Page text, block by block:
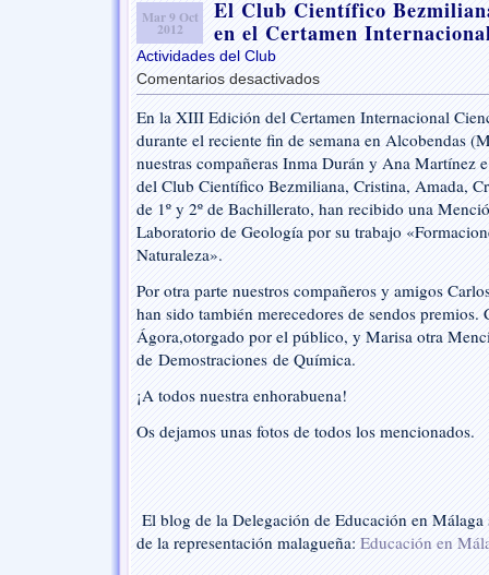
Mar 9 Oct
2012
El Club Científico
en el Certamen
Actividades del Club
Comentarios desactivadosen
El
Club
Científico
Bezmiliana
de
nuevo
en
Internacional
Ciencia
en
Acción
En la XIII Edición del Certamen Internacional
durante el reciente fin de semana en Alcobendas
nuestras compañeras Inma Durán y Ana Martínez
del Club Científico Bezmiliana, Cristina, Amada,
de 1º y 2º de Bachillerato, han recibido una
Laboratorio de Geología por su trabajo
Naturaleza».
Por otra parte nuestros compañeros y amigos
han sido también merecedores de sendos premios.
Ágora,otorgado por el público, y Marisa otra
de Demostraciones de Química.
¡A todos nuestra enhorabuena!
Os dejamos unas fotos de todos los mencionados.
El blog de la Delegación de Educación en Málaga
de la representación malagueña: Educación en